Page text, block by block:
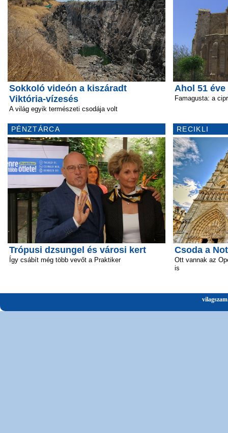
Sokkoló videón a kiszáradt
Viktória-vízesés
A világ egyik természeti csodája volt
PÉNZTÁRCA
Trópusi dzsungel és városi kert
Így csábít még több vevőt a Praktiker
Ahol 51
Famagusta: a
RECIKLI
Csoda a
Ott vannak az
is